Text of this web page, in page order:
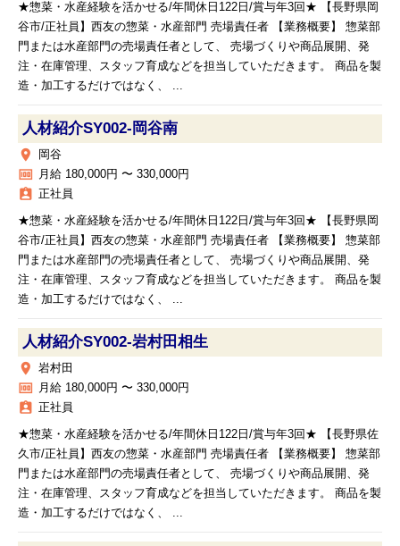
★惣菜・水産経験を活かせる/年間休日122日/賞与年3回★ 【長野県岡
谷市/正社員】西友の惣菜・水産部門 売場責任者 【業務概要】 惣菜部
門または水産部門の売場責任者として、 売場づくりや商品展開、発
注・在庫管理、スタッフ育成などを担当していただきます。 商品を製
造・加工するだけではなく、 ...
人材紹介SY002‐岡谷南
place 岡谷
money 月給 180,000円 〜 330,000円
assignment_ind 正社員
★惣菜・水産経験を活かせる/年間休日122日/賞与年3回★ 【長野県岡
谷市/正社員】西友の惣菜・水産部門 売場責任者 【業務概要】 惣菜部
門または水産部門の売場責任者として、 売場づくりや商品展開、発
注・在庫管理、スタッフ育成などを担当していただきます。 商品を製
造・加工するだけではなく、 ...
人材紹介SY002‐岩村田相生
place 岩村田
money 月給 180,000円 〜 330,000円
assignment_ind 正社員
★惣菜・水産経験を活かせる/年間休日122日/賞与年3回★ 【長野県佐
久市/正社員】西友の惣菜・水産部門 売場責任者 【業務概要】 惣菜部
門または水産部門の売場責任者として、 売場づくりや商品展開、発
注・在庫管理、スタッフ育成などを担当していただきます。 商品を製
造・加工するだけではなく、 ...